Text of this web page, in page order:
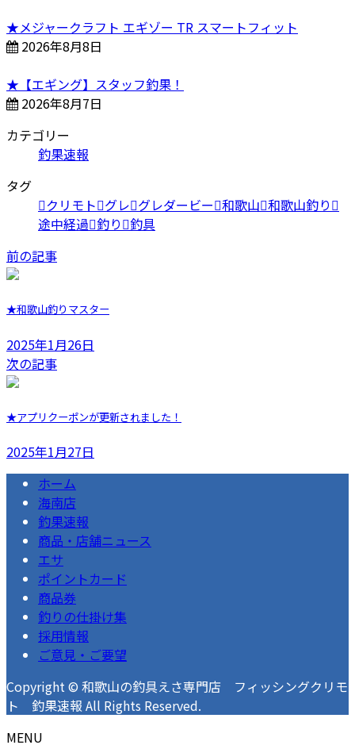
★メジャークラフト エギゾー TR スマートフィット
2026年8月8日
★【エギング】スタッフ釣果！
2026年8月7日
カテゴリー
釣果速報
タグ
クリモト グレ グレダービー 和歌山 和歌山釣り
途中経過 釣り 釣具
前の記事
★和歌山釣りマスター
2025年1月26日
次の記事
★アプリクーポンが更新されました！
2025年1月27日
ホーム
海南店
釣果速報
商品・店舗ニュース
エサ
ポイントカード
商品券
釣りの仕掛け集
採用情報
ご意見・ご要望
Copyright © 和歌山の釣具えさ専門店 フィッシングクリモ
ト 釣果速報 All Rights Reserved.
MENU